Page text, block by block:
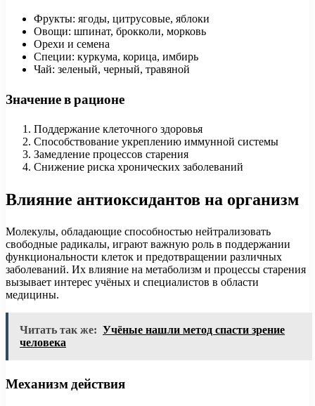
Фрукты: ягоды, цитрусовые, яблоки
Овощи: шпинат, брокколи, морковь
Орехи и семена
Специи: куркума, корица, имбирь
Чай: зеленый, черный, травяной
Значение в рационе
Поддержание клеточного здоровья
Способствование укреплению иммунной системы
Замедление процессов старения
Снижение риска хронических заболеваний
Влияние антиоксидантов на организм
Молекулы, обладающие способностью нейтрализовать
свободные радикалы, играют важную роль в поддержании
функциональности клеток и предотвращении различных
заболеваний. Их влияние на метаболизм и процессы старения
вызывает интерес учёных и специалистов в области
медицины.
Читать так же: Учёные нашли метод спасти зрение
человека
Механизм действия